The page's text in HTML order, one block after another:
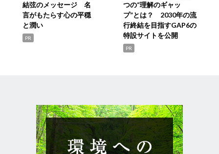
結弦のメッセージ 名
言がもたらす心の平穏
と潤い
PR
つの“理解のギャッ
プ”とは？ 2030年の流
行終結を目指すGAP6の
特設サイトを公開
PR